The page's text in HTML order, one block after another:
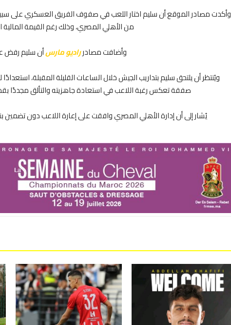
وأكدت مصادر الموقع أن سليم اختار اللعب في صفوف الفريق العسكري على
من الأهلي المصري، وذلك رغم القيمة المالية
وأضافت مصادرراديو مارسأن سليم رفض
ويُنتظر أن يلتحق سليم بتداريب الجيش خلال الساعات القليلة المقبلة،
صفقة تعكس رغبة اللاعب في استعادة جاهزيته والتألق مجددًا
يُشار إلى أن إدارة الأهلي المصري وافقت على إعارة اللاعب دون